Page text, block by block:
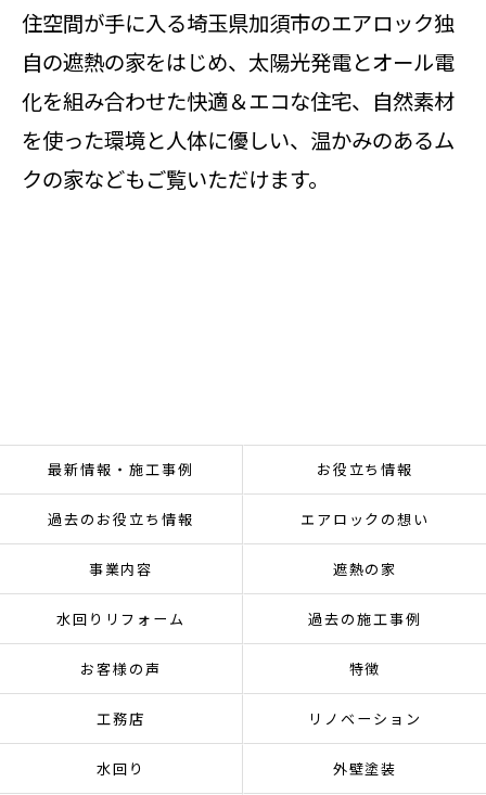
住空間が手に入る埼玉県加須市のエアロック独
自の遮熱の家をはじめ、太陽光発電とオール電
化を組み合わせた快適＆エコな住宅、自然素材
を使った環境と人体に優しい、温かみのあるム
クの家などもご覧いただけます。
最新情報・施工事例 お役立ち情報
過去のお役立ち情報 エアロックの想い
事業内容 遮熱の家
水回りリフォーム 過去の施工事例
お客様の声 特徴
工務店 リノベーション
水回り 外壁塗装